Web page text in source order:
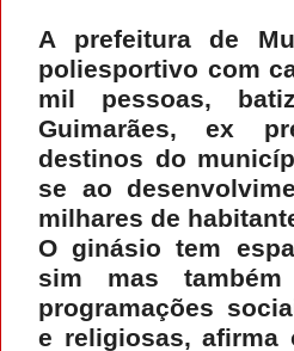
A prefeitura de
poliesportivo com
mil pessoas,
Guimarães, ex
destinos do
se ao
milhares de
O ginásio tem
sim mas
programações
e religiosas, afirma